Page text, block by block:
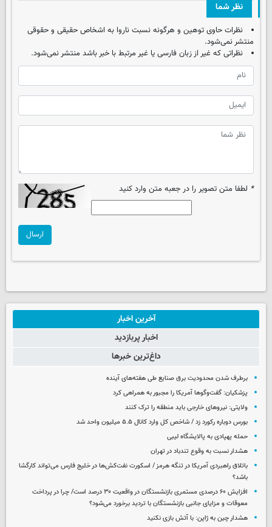
نظر شما
نظرات حاوی توهین و هرگونه نسبت ناروا به اشخاص حقیقی و حقوقی
منتشر نمی‌شود.
نظراتی که غیر از زبان فارسی یا غیر مرتبط با خبر باشد منتشر نمی‌شود.
* لطفا متن تصویر را در جعبه متن وارد کنید
ارسال
آخرین اخبار
اخبار پربازدید
داغ‌ترین خبرها
برطرف شدن محدودیت‌ برق صنایع طی هفته‌های آینده
پزشکیان: گفت‌وگوها آمریکا را مجبور به همراهی کرد
ولایتی: نیروهای خارجی باید منطقه را ترک کنند
بورس دوباره رکورد زد / شاخص کل وارد کانال ۵.۵ میلیون واحد شد
حمله پهپادی به پالایشگاه لیبی
هشدار نسبت به وقوع تندباد در تهران
باتلاق راهبردی آمریکا در تنگه هرمز / اسکورت نفت‌کش‌ها در خلیج فارس می‌تواند کارگشا
باشد؟
افزایش ۶۰ درصدی مستمری‌ بازنشستگان در واقعیت ۳۰ درصد است/ چرا در پرداخت
معوقات و مزایای جانبی بازنشستگان با تردید برخورد می‌شود؟
هشدار چین به ژاپن: با آتش بازی نکنید